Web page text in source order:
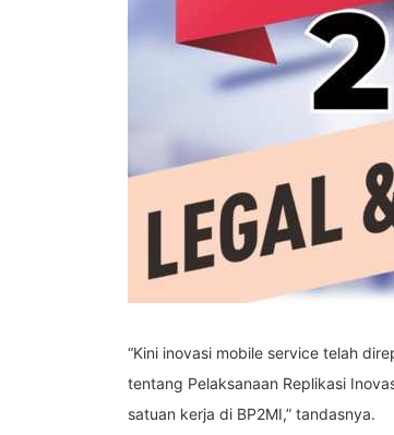
“Kini inovasi mobile service telah
tentang Pelaksanaan Replikasi
satuan kerja di BP2MI,” tandasnya.